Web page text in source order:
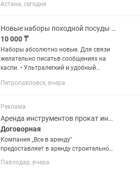
Заправлю ваш генератор, спец.технику,
Астана, сегодня
Новые наборы походной посуды Cooking Set DS-308
10 000 ₸
Наборы абсолютно новые. Для связи
желательно писатьв сообщениях на
каспи. • Ультралегкий и удобный
из анодированного алюминия
Петропавловск, вчера
Реклама
Аренда инструментов прокат инструмента прокат оборудования
Договорная
Компания ,,Все в аренду"
предоставляет в аренду строительное
выходных с 9:00 до 19:00 Мы
Павлодар, вчера